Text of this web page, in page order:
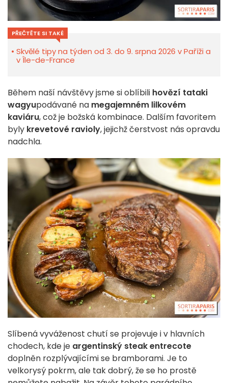
PŘEČTĚTE SI TAKÉ
Skvělé tipy na týden od 3. do 9. srpna 2026 v Paříži a
v Île-de-France
Během naší návštěvy jsme si oblíbili hovězí tataki
wagyupodávané na megajemném lilkovém
kaviáru, což je božská kombinace. Dalším favoritem
byly krevetové ravioly, jejichž čerstvost nás opravdu
nadchla.
Slíbená vyváženost chutí se projevuje i v hlavních
chodech, kde je argentinský steak entrecote
doplněn rozplývajícími se bramborami. Je to
velkorysý pokrm, ale tak dobrý, že se ho prostě